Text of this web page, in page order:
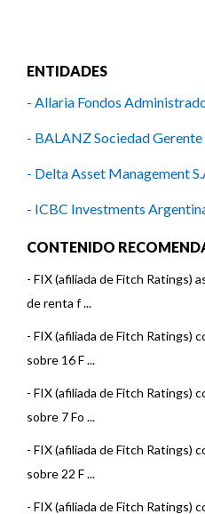
ENTIDADES
- Allaria Fondos
- BALANZ Sociedad Gerente
- Delta Asset Management
- ICBC Investments Argentina
- Investis Asset Management
- Macro Fondos S.G.F.C.I.S.A.
- SBS Asset Management
- Zofingen Investment S.A.
CONTENIDO
- FIX (afiliada de Fitch Ratings)
de renta f ...
- FIX (afiliada de Fitch Ratings)
sobre 16 F ...
- FIX (afiliada de Fitch Ratings)
sobre 7 Fo ...
- FIX (afiliada de Fitch Ratings)
sobre 22 F ...
- FIX (afiliada de Fitch Ratings)